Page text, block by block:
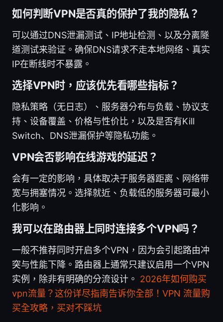
如何判断VPN是否真的保护了我的隐私？
可以通过DNS泄漏测试、IP地址检测、以及分离隧
道测试来验证。确保DNS请求不走本地网络、真实
IP在断线时不暴露。
选择VPN时，应该优先看哪些指标？
隐私策略（无日志）、服务器分布与负载、协议支
持、设备覆盖、价格与性价比，以及是否有Kill
Switch、DNS泄漏保护等隐私功能。
VPN会否影响在线游戏的延迟？
会有一定的影响，具体取决于服务器距离、网络带
宽与拥塞情况。选择就近、负载低的服务器可最小
化影响。
我可以在路由器上同时连接多个VPN吗？
一般不推荐同时开启多个VPN，因为会引起路由冲
突与性能下降。路由器上通常只建议启用一个VPN
实例，除非有明确的分流设计。 2026年如何购买
vpn流量？这份详尽指南告诉你全部！VPN 流量购
买全攻略，买对不踩坑